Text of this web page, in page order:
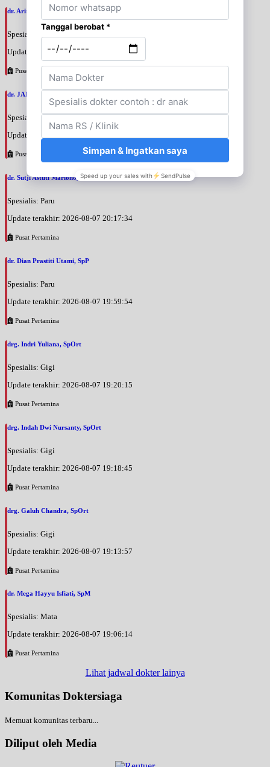
dr. Arini Purwono, SpP
Spesialis: Paru
Update terakhir: 2026-08-07 20:25:58
Pusat Pertamina
dr. JANUAR HABIBI, SpP
Spesialis: Paru
Update terakhir: 2026-08-07 20:23:50
Pusat Pertamina
dr. Sutji Astuti Mariono, SpP
Spesialis: Paru
Update terakhir: 2026-08-07 20:17:34
Pusat Pertamina
dr. Dian Prastiti Utami, SpP
Spesialis: Paru
Update terakhir: 2026-08-07 19:59:54
Pusat Pertamina
drg. Indri Yuliana, SpOrt
Spesialis: Gigi
Update terakhir: 2026-08-07 19:20:15
Pusat Pertamina
drg. Indah Dwi Nursanty, SpOrt
Spesialis: Gigi
Update terakhir: 2026-08-07 19:18:45
Pusat Pertamina
drg. Galuh Chandra, SpOrt
Spesialis: Gigi
Update terakhir: 2026-08-07 19:13:57
Pusat Pertamina
dr. Mega Hayyu Isfiati, SpM
Spesialis: Mata
Update terakhir: 2026-08-07 19:06:14
Pusat Pertamina
Lihat jadwal dokter lainya
Komunitas Doktersiaga
Memuat komunitas terbaru...
Diliput oleh Media